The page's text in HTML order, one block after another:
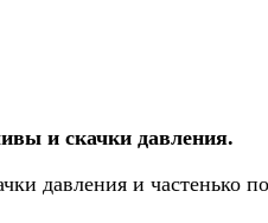
и скачки давления.
давления и частенько